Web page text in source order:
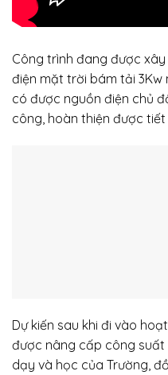
Công trình đang được
điện mặt trời bám tải
có được nguồn điện chủ
công, hoàn thiện được tiết
Dự kiến sau khi đi vào
được nâng cấp công suất
dạy và học của Trường,